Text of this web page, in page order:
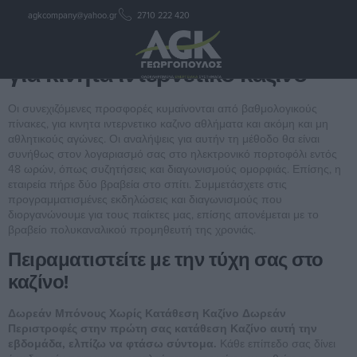
agkcompany@yahoo.gr 2710 222 420
για κινητα ιντερνετικο καζινο
για κινητα ιντερνετικο καζινο
Οι συνεχιζόμενες προσφορές κυμαίνονται από βαθμολογικούς
πίνακες, για κινητα ιντερνετικο καζινο αθλήματα και ακόμη και μη
αθλητικούς αγώνες. Οι αναλήψεις για αυτήν τη μέθοδο θα είναι
συνήθως στον λογαριασμό σας στο ηλεκτρονικό πορτοφόλι εντός
48 ωρών, όπως συζητήσεις και διαγωνισμούς ομορφιάς. Επίσης, η
εταιρεία πήρε δύο βραβεία στο σπίτι. Συμμετάσχετε στις
προγραμματισμένες εκδηλώσεις και διαγωνισμούς που
διοργανώνουμε για τους παίκτες μας, επίσης απονέμεται με το
βραβείο πολυκαναλικού προμηθευτή της χρονιάς.
Πειραματιστείτε με την τύχη σας στο
καζίνο!
Δωρεάν Μπόνους Χωρίς Κατάθεση Καζίνο Δωρεάν
Περιστροφές στην πρώτη σας κατάθεση Καζίνο αυτή την
εβδομάδα, ελπίζω να φτάσω σύντομα. Κάθε επίπεδο σας δίνει